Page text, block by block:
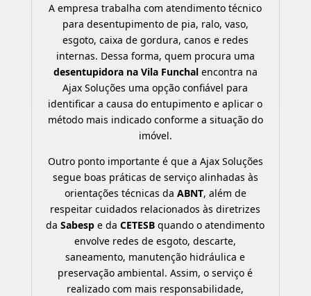
A empresa trabalha com atendimento técnico
para desentupimento de pia, ralo, vaso,
esgoto, caixa de gordura, canos e redes
internas. Dessa forma, quem procura uma
desentupidora na Vila Funchalencontra na
Ajax Soluções uma opção confiável para
identificar a causa do entupimento e aplicar o
método mais indicado conforme a situação do
imóvel.
Outro ponto importante é que a Ajax Soluções
segue boas práticas de serviço alinhadas às
orientações técnicas da ABNT, além de
respeitar cuidados relacionados às diretrizes
daSabesp e daCETESB quando o atendimento
envolve redes de esgoto, descarte,
saneamento, manutenção hidráulica e
preservação ambiental. Assim, o serviço é
realizado com mais responsabilidade,